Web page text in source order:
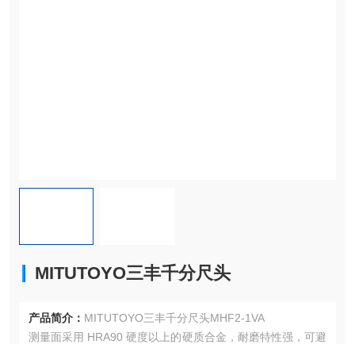
MITUTOYO三丰千分尺头
产品简介： MITUTOYO三丰千分尺头MHF2-1VA
测量面采用 HRA90 硬度以上的硬质合金，耐磨特性强，可避